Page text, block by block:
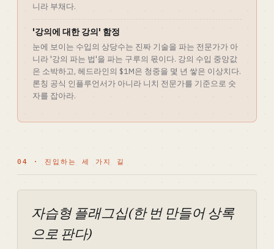
니라 부채다.
'강의에 대한 강의' 함정
눈에 보이는 수입의 상당수는 진짜 기술을 파는 전문가가 아
니라 '강의 파는 법'을 파는 구루의 몫이다. 강의 수입 중앙값
은 소박하고, 헤드라인의 $1M은 청중을 몇 년 쌓은 이상치다.
론칭 공식 인플루언서가 아니라 니치 전문가를 기준으로 숫
자를 잡아라.
04 · 진입하는 세 가지 길
자습형 플래그십(한 번 만들어 상록
으로 판다)